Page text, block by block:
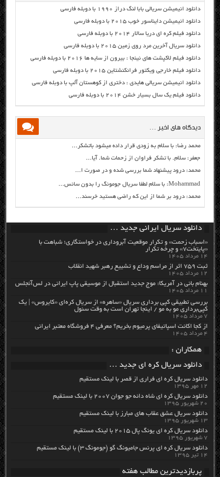
دانلود انیمیشن سریالی بابا لنگ دراز ۱۹۹۰ با دوبله فارسی
دانلود انیمیشن دایناسور خوب ۲۰۱۵ با دوبله فارسی
دانلود فیلم کره ای دریا سالار ۲۰۱۴ با دوبله فارسی
دانلود سریال آخرین مرد روی زمین ۲۰۱۵ با دوبله فارسی
دانلود فیلم لاکپشت های نینجا : بیرون از سایه ها ۲۰۱۶ با دوبله فارسی
دانلود فیلم خارجی ویکتور فرانکنشتاین ۲۰۱۵ با دوبله فارسی
دانلود انیمیشن سریالی هایدی : دختری از کوهستان آلپ با دوبله فارسی
دانلود فیلم یک سال بسیار خشن ۲۰۱۴ با دوبله فارسی
دیدگاه های اخیر …
محمد رضا: با سلام به زودی قرار داده میشود باتشکر...
جعفر: سلام. با تشکر فراوان از زحمات شما. آیا...
محمد: درود پیشنهاد شما بررسی شده و در صورت ا...
Mohammad: با سلام لطفا سریال جومونگ را بدون سانس...
محمد: درود بر شما از این که راضی هستید خرسند...
دانلود سریال ایرانی جدید …
«اسباب زحمت» و تکرار موقعیت آبروداری در خواستگاری؛ شباهت با
«پایتخت۷» و چرخه تکرار
۱۴ مرداد ۱۴۰۵
ثبت ۷۵۹ اثر از مراسم وداع و تشییع رهبر شهید انقلاب
۱۲ مرداد ۱۴۰۵
بهنام بانی در آمریکا: موج جدید استقبال از موسیقی پاپ ایرانی در لس‌آنجلس
۱۱ مرداد ۱۴۰۵
بررسی تطبیقی کپی برداری سریال «ساهره» از سریال کره‌ای «کایروس» | یک
کپی‌برداری مو به مو / اینجا تهران است به وقت سئول
۷ مرداد ۱۴۰۵
از کجا اکانت اسپاتیفای پرمیوم بخریم؟ معرفی ۴ فروشگاه معتبر ایرانی
۴ مرداد ۱۴۰۵
همکاران :
دانلود سریال کره ای جدید …
دانلود سریال کره ای فراری از قصر با لینک مستقیم
۱۲ مهر ۱۳۹۵
دانلود سریال کره ای شاه دائه جو جوان ۲۰۰۷ با لینک مستقیم
۲۰ شهریور ۱۳۹۵
دانلود سریال عشق عقاب های مبارز با لینک مستقیم
۱۳ شهریور ۱۳۹۵
دانلود سریال کره ای یونگ پال ۲۰۱۵ با لینک مستقیم
۷ شهریور ۱۳۹۵
دانلود سریال کره ای پرنس جامیونگ گو (جومونگ ۳) با لینک مستقیم
۱۴ تیر ۱۳۹۵
پربازدیدترین مطالب هفته